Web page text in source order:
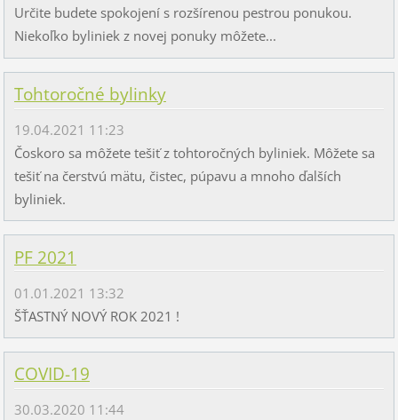
Určite budete spokojení s rozšírenou pestrou ponukou.
Niekoľko byliniek z novej ponuky môžete...
Tohtoročné bylinky
19.04.2021 11:23
Čoskoro sa môžete tešiť z tohtoročných byliniek. Môžete sa
tešiť na čerstvú mätu, čistec, púpavu a mnoho ďalších
byliniek.
PF 2021
01.01.2021 13:32
ŠŤASTNÝ NOVÝ ROK 2021 !
COVID-19
30.03.2020 11:44